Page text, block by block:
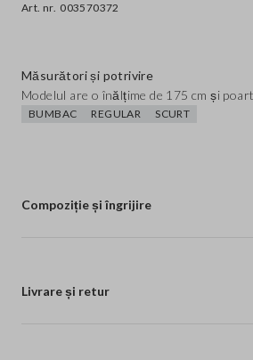
Art. nr. 003570372
Măsurători și potrivire
Modelul are o înălțime de 175 cm și
BUMBAC REGULAR SCURT
Compoziție și îngrijire
Livrare și retur